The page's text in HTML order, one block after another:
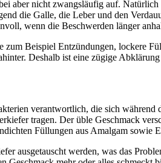
aber nicht zwangsläufig auf.
die Galle, die Leber und den
wenn die Beschwerden länger
Beispiel Entzündungen, lockere
Deshalb ist eine zügige
verantwortlich, die sich während
tragen. Der üble Geschmack
Füllungen aus Amalgam sowie
ausgetauscht werden, was das